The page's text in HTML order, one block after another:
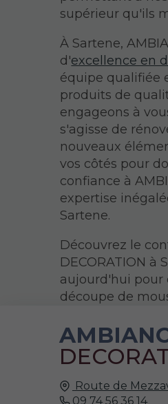
supérieur qu'ils
À Sartene,
d'excellence en
équipe qualifiée
produits de
engageons à
s'agisse de
nouveaux
vos côtés pour
confiance à
expertise
Sartene.
Découvrez le
DECORATION à
aujourd'hui pour
découpe de
Route de
09 74 56 36 14